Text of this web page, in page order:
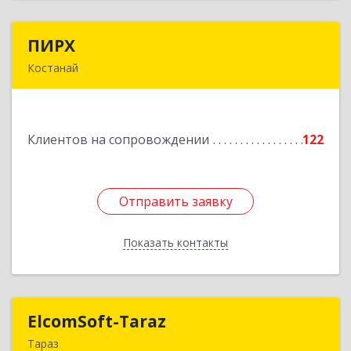
ПИРХ
Костанай
Клиентов на сопровождении 122
Отправить заявку
Показать контакты
Подробнее
Отправить заявку
Назад
ElcomSoft-Taraz
Тараз